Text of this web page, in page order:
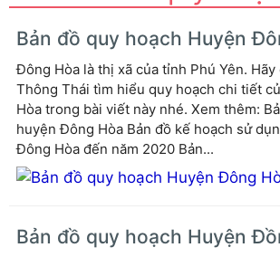
Bản đồ quy hoạch Huyện
Đông Hòa là thị xã của tỉnh Phú Yên.
Thông Thái tìm hiểu quy hoạch chi tiết
Hòa trong bài viết này nhé. Xem thêm:
huyện Đông Hòa Bản đồ kế hoạch sử
Đông Hòa đến năm 2020 Bản...
Bản đồ quy hoạch Huyện